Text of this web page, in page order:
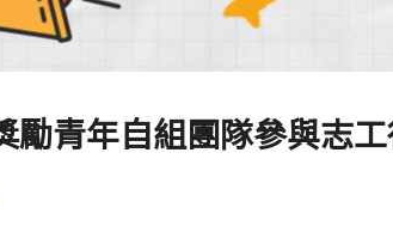
青年自組團隊參與志工